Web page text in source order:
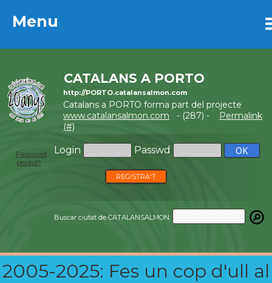
Menu
CATALANS A PORTO
http://PORTO.catalansalmon.com
Catalans a PORTO forma part del projecte
www.catalansalmon.com - (287) -
Permalink
(#)
Login Passwd
Password
perdut?
REGISTRA'T
Buscar ciutat de CATALANSALMON:
2005-2025: Fes un cop d'ull al
Menu